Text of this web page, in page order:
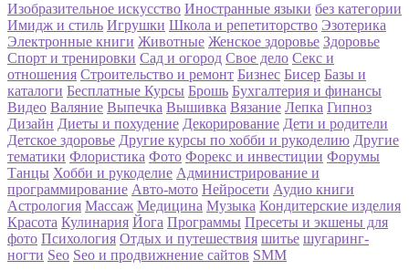
Изобразительное искусство Иностранные языки без категории
Имидж и стиль Игрушки Школа и репетиторство Эзотерика
Электронные книги Животные Женское здоровье Здоровье
Спорт и тренировки Сад и огород Свое дело Секс и
отношения Строительство и ремонт Бизнес Бисер Базы и
каталоги Бесплатные Курсы Брошь Бухгалтерия и финансы
Видео Валяние Выпечка Вышивка Вязание Лепка Гипноз
Дизайн Диеты и похудение Декорирование Дети и родители
Детское здоровье Другие курсы по хобби и рукоделию Другие
тематики Флористика Фото Форекс и инвестиции Форумы
Танцы Хобби и рукоделие Администрирование и
программирование Авто-мото Нейросети Аудио книги
Астрология Массаж Медицина Музыка Кондитерские изделия
Красота Кулинария Йога Программы Пресеты и экшены для
фото Психология Отдых и путешествия шитье шугаринг-
ногти Seo Seo и продвижнение сайтов SMM